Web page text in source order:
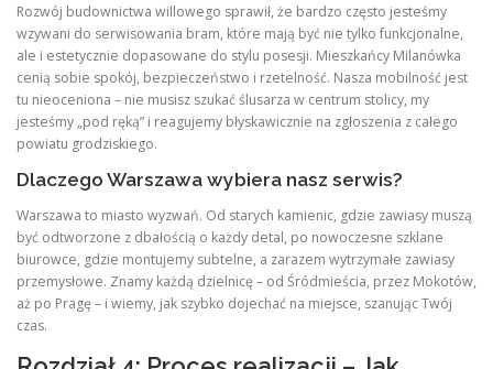
Rozwój budownictwa willowego sprawił, że bardzo często jesteśmy
wzywani do serwisowania bram, które mają być nie tylko funkcjonalne,
ale i estetycznie dopasowane do stylu posesji. Mieszkańcy Milanówka
cenią sobie spokój, bezpieczeństwo i rzetelność. Nasza mobilność jest
tu nieoceniona – nie musisz szukać ślusarza w centrum stolicy, my
jesteśmy „pod ręką” i reagujemy błyskawicznie na zgłoszenia z całego
powiatu grodziskiego.
Dlaczego Warszawa wybiera nasz serwis?
Warszawa to miasto wyzwań. Od starych kamienic, gdzie zawiasy muszą
być odtworzone z dbałością o każdy detal, po nowoczesne szklane
biurowce, gdzie montujemy subtelne, a zarazem wytrzymałe zawiasy
przemysłowe. Znamy każdą dzielnicę – od Śródmieścia, przez Mokotów,
aż po Pragę – i wiemy, jak szybko dojechać na miejsce, szanując Twój
czas.